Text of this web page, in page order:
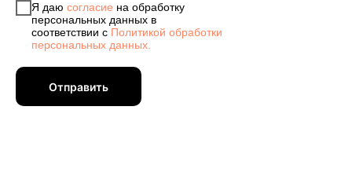
Я даю согласие на обработку
персональных данных в
соответствии с Политикой обработки
персональных данных.
Отправить